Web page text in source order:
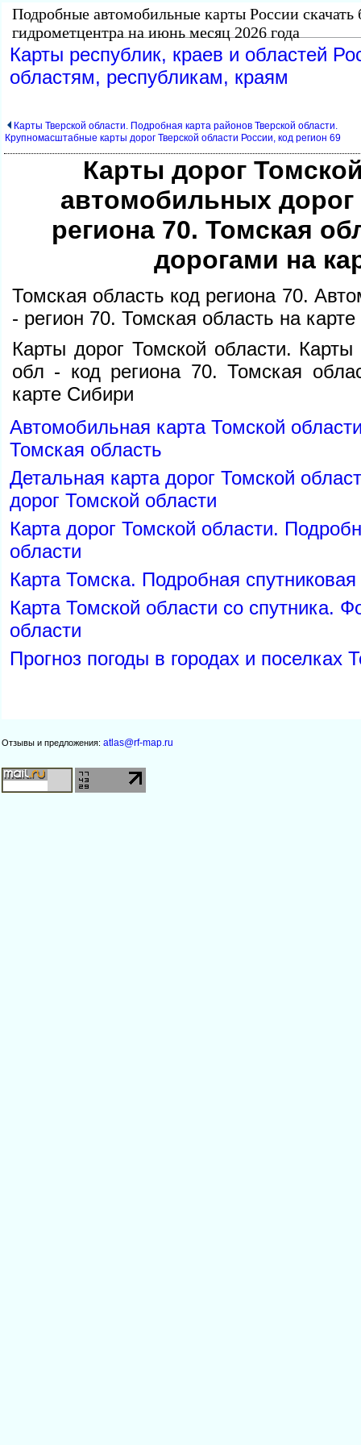
Подробные автомобильные карты России скачать
идрометцентра на июнь месяц 2026 года
Карты республик, краев и областей
областям, республикам, краям
Карты Тверской области. Подробная карта районов Тверской области.
Крупномасштабные карты дорог Тверской области России, код регион 69
Карты дорог
автомобильных
региона 70. Томская
дорогами на
Томская область код региона 70.
- регион 70. Томская область на
Карты дорог Томской области.
обл - код региона 70. Томская
карте Сибири
Автомобильная карта Томской
Томская область
Детальная карта дорог Томской
дорог Томской области
Карта дорог Томской области.
области
Карта Томска. Подробная
Карта Томской области со спутника.
области
Прогноз погоды в городах и
Отзывы и предложения: atlas@rf-map.ru